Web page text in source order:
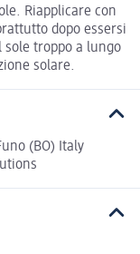
Riapplicare con
dopo essersi
sole troppo a lungo
solare.
(BO) Italy